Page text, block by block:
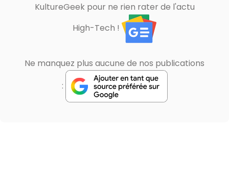
KultureGeek pour ne rien rater de l'actu
High-Tech !
Ne manquez plus aucune de nos publications
: